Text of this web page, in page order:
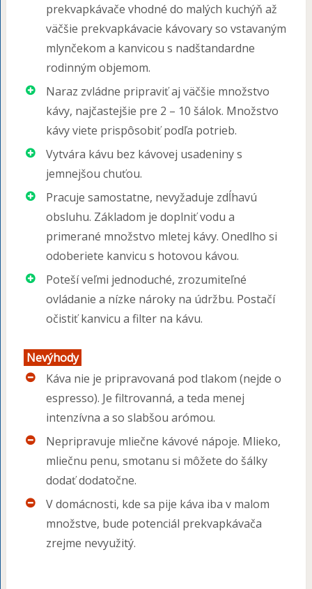
prekvapkávače vhodné do malých kuchýň až
väčšie prekvapkávacie kávovary so vstavaným
mlynčekom a kanvicou s nadštandardne
rodinným objemom.
Naraz zvládne pripraviť aj väčšie množstvo
kávy, najčastejšie pre 2 – 10 šálok. Množstvo
kávy viete prispôsobiť podľa potrieb.
Vytvára kávu bez kávovej usadeniny s
jemnejšou chuťou.
Pracuje samostatne, nevyžaduje zdĺhavú
obsluhu. Základom je doplniť vodu a
primerané množstvo mletej kávy. Onedlho si
odoberiete kanvicu s hotovou kávou.
Poteší veľmi jednoduché, zrozumiteľné
ovládanie a nízke nároky na údržbu. Postačí
očistiť kanvicu a filter na kávu.
Nevýhody
Káva nie je pripravovaná pod tlakom (nejde o
espresso). Je filtrovanná, a teda menej
intenzívna a so slabšou arómou.
Nepripravuje mliečne kávové nápoje. Mlieko,
mliečnu penu, smotanu si môžete do šálky
dodať dodatočne.
V domácnosti, kde sa pije káva iba v malom
množstve, bude potenciál prekvapkávača
zrejme nevyužitý.